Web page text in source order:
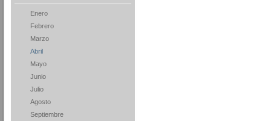
Enero
Febrero
Marzo
Abril
Mayo
Junio
Julio
Agosto
Septiembre